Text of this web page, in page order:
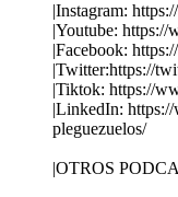
|Instagram:
|Youtube:
|Facebook:
|Twitter:https://
|Tiktok: https://
|LinkedIn:
pleguezuelos/
|OTROS